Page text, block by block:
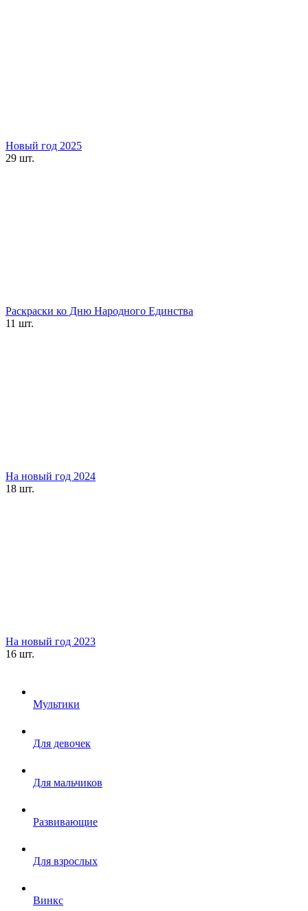
Новый год 2025
29 шт.
Раскраски ко Дню Народного Единства
11 шт.
На новый год 2024
18 шт.
На новый год 2023
16 шт.
Мультики
Для девочек
Для мальчиков
Развивающие
Для взрослых
Винкс